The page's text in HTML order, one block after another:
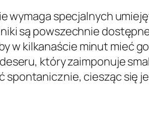
wymaga specjalnych
są powszechnie
w kilkanaście minut mieć
który zaimponuje
ciesząc się